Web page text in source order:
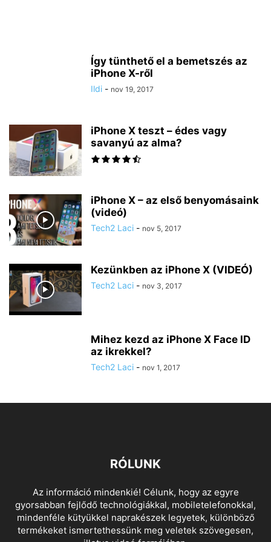
Így tünthető el a bemetszés az
iPhone X-ről
Ildi - nov 19, 2017
iPhone X teszt – édes vagy
savanyú az alma?
iPhone X – az első benyomásaink
(videó)
Tech2 Laci - nov 5, 2017
Kezünkben az iPhone X (VIDEÓ)
Tech2 Laci - nov 3, 2017
Mihez kezd az iPhone X Face ID
az ikrekkel?
Tech2 Laci - nov 1, 2017
RÓLUNK
Az információ mindenkié! Célunk, hogy az egyre
gyorsabban fejlődő technológiákkal, mobiletelefonokkal,
mindenféle kütyükkel naprakészek legyetek, különböző
termékeket ismertethessünk meg veletek szövegesen,